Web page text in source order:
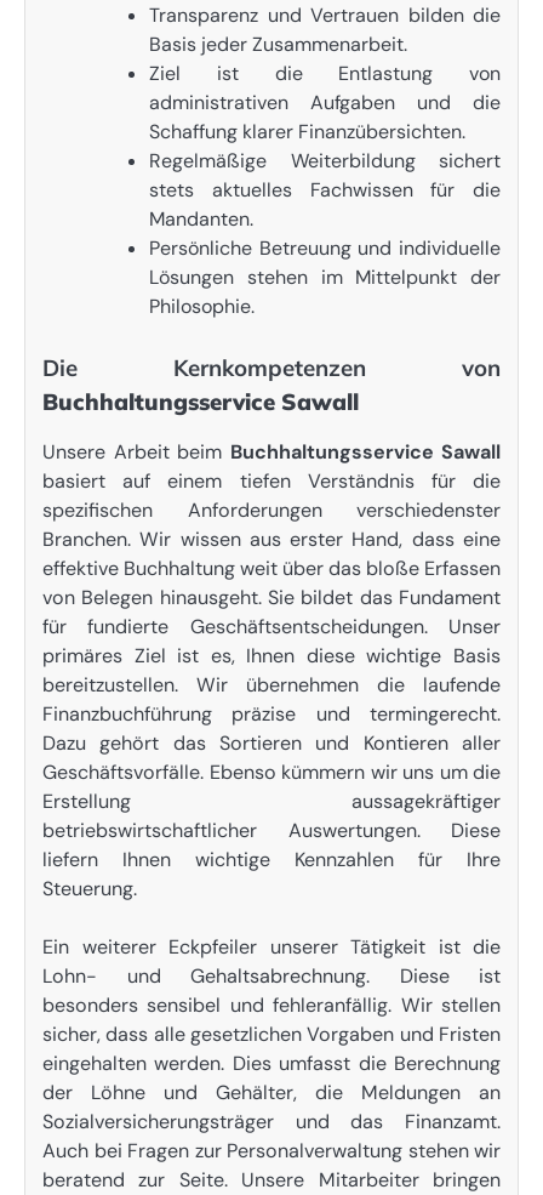
Transparenz und Vertrauen bilden die
Basis jeder Zusammenarbeit.
Ziel ist die Entlastung von
administrativen Aufgaben und die
Schaffung klarer Finanzübersichten.
Regelmäßige Weiterbildung sichert
stets aktuelles Fachwissen für die
Mandanten.
Persönliche Betreuung und individuelle
Lösungen stehen im Mittelpunkt der
Philosophie.
Die Kernkompetenzen von
Buchhaltungsservice Sawall
Unsere Arbeit beim Buchhaltungsservice Sawall
basiert auf einem tiefen Verständnis für die
spezifischen Anforderungen verschiedenster
Branchen. Wir wissen aus erster Hand, dass eine
effektive Buchhaltung weit über das bloße Erfassen
von Belegen hinausgeht. Sie bildet das Fundament
für fundierte Geschäftsentscheidungen. Unser
primäres Ziel ist es, Ihnen diese wichtige Basis
bereitzustellen. Wir übernehmen die laufende
Finanzbuchführung präzise und termingerecht.
Dazu gehört das Sortieren und Kontieren aller
Geschäftsvorfälle. Ebenso kümmern wir uns um die
Erstellung aussagekräftiger
betriebswirtschaftlicher Auswertungen. Diese
liefern Ihnen wichtige Kennzahlen für Ihre
Steuerung.
Ein weiterer Eckpfeiler unserer Tätigkeit ist die
Lohn- und Gehaltsabrechnung. Diese ist
besonders sensibel und fehleranfällig. Wir stellen
sicher, dass alle gesetzlichen Vorgaben und Fristen
eingehalten werden. Dies umfasst die Berechnung
der Löhne und Gehälter, die Meldungen an
Sozialversicherungsträger und das Finanzamt.
Auch bei Fragen zur Personalverwaltung stehen wir
beratend zur Seite. Unsere Mitarbeiter bringen